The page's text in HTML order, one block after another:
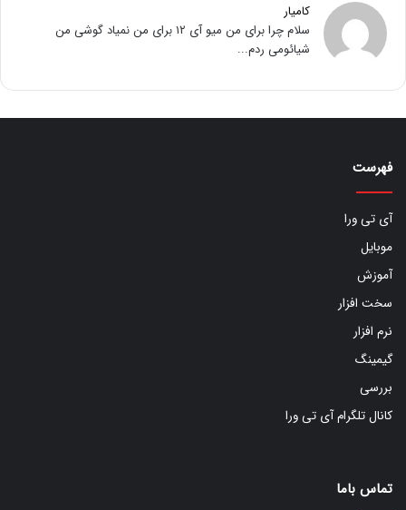
کامیار
سلام چرا برای من میو آی ۱۲ برای من نمیاد گوشی من
شیائومی ردم...
فهرست
آی تی ورا
موبایل
آموزش
سخت افزار
نرم افزار
گیمینگ
بررسی
کانال تلگرام آی تی ورا
تماس باما